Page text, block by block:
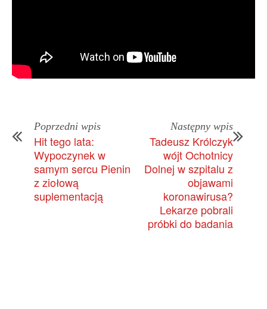
Poprzedni wpis
Hit tego lata:
Wypoczynek w
samym sercu Pienin
z ziołową
suplementacją
Następny wpis
Tadeusz Królczyk
wójt Ochotnicy
Dolnej w szpitalu z
objawami
koronawirusa?
Lekarze pobrali
próbki do badania